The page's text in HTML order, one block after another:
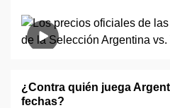
¿Contra quién juega
fechas?